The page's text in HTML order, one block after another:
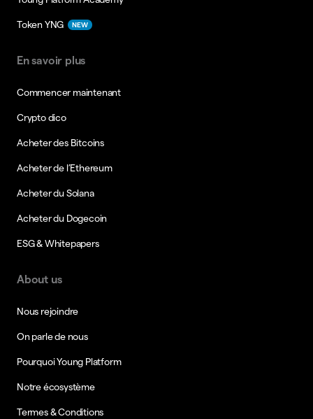
Token YNG NEW
En savoir plus
Commencer maintenant
Crypto dico
Acheter des Bitcoins
Acheter de l’Ethereum
Acheter du Solana
Acheter du Dogecoin
ESG & Whitepapers
About us
Nous rejoindre
On parle de nous
Pourquoi Young Platform
Notre écosystème
Termes & Conditions